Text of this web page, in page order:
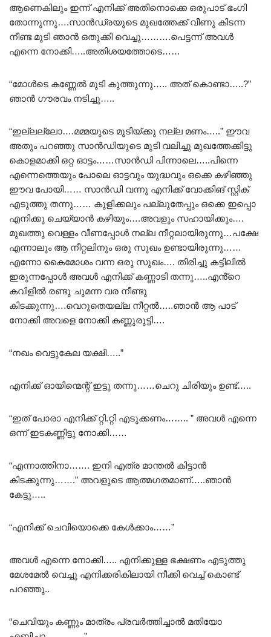
ആണെകിലും ഇന്ന് എനിക്ക് അതിനൊക്കെ ഒരുപാട് ഭംഗി
തോന്നുന്നു….സാൻഡ്രയുടെ മുഖത്തേക്ക് വീണു കിടന്ന
നീണ്ട മുടി ഞാൻ ഒതുക്കി വെച്ചു……….പെട്ടന്ന് അവൾ
എന്നെ നോക്കി…..അതിശയത്തോടെ……
“മോൾടെ കണ്ണേൽ മുടി കുത്തുന്നു….. അത് കൊണ്ടാ…..?”
ഞാൻ ഗൗരവം നടിച്ചു…..
“ഇല്ലല്ലോ….മമ്മയുടെ മുടിയ്ക്കു നല്ല മണം…..” ഈവ
അതും പറഞ്ഞു സാൻഡിയുടെ മുടി വലിച്ചു മുഖത്തേക്കിട്ടു
കൊളമാക്കി ഒറ്റ ഓട്ടം……സാൻഡി പിന്നാലെ…..പിന്നെ
എന്നെത്തെയും പോലെ ഓട്ടവും യുദ്ധവും ഒക്കെ കഴിഞ്ഞു
ഈവ പോയി…… സാൻഡി വന്നു എനിക്ക് വോക്കിങ് സ്റ്റിക്
എടുത്തു തന്നു…… കുളിക്കലും പല്ലുതേപ്പും ഒക്കെ ഇപ്പൊ
എനിക്കു ചെയ്യാൻ കഴിയും….അവളും സഹായിക്കും….
മുഖത്തു വെള്ളം വീണപ്പോൾ നല്ല നീറ്റലായിരുന്നു…പക്ഷേ
എന്നാലും ആ നീറ്റലിനും ഒരു സുഖം ഉണ്ടായിരുന്നു……
എന്നോ കൈമോശം വന്ന ഒരു സുഖം…. തിരിച്ചു കട്ടിലിൽ
ഇരുന്നപ്പോൾ അവൾ എനിക്ക് കണ്ണാടി തന്നു…..എൻ്റെ
കവിളിൽ രണ്ടു ചുമന്ന വര നീണ്ടു
കിടക്കുന്നു….വെറുതെയല്ല നീറ്റൽ…..ഞാൻ ആ പാട്
നോക്കി അവളെ നോക്കി കണ്ണുരുട്ടി….
“നഖം വെട്ടുകേല യക്ഷി…..”
എനിക്ക് ഓയിന്മെന്റ് ഇട്ടു തന്നു……ചെറു ചിരിയും ഉണ്ട്…..
“ഇത് പോരാ എനിക്ക് റ്റി.റ്റി എടുക്കണം…….. ” അവൾ എന്നെ
ഒന്ന് ഇടകണ്ണിട്ടു നോക്കി……
“എന്നാത്തിനാ……. ഇനി എത്ര മാന്തൽ കിട്ടാൻ
കിടക്കുന്നു…….” അവളുടെ ആത്മഗതമാണ്…..ഞാൻ
കേട്ടു…..
“എനിക്ക് ചെവിയൊക്കെ കേൾക്കാം……”
അവൾ എന്നെ നോക്കി….. എനിക്കുള്ള ഭക്ഷണം എടുത്തു
മേശമേൽ വെച്ചു എനിക്കരികിലായി നീക്കി വെച്ച് കൊണ്ട്
പറഞ്ഞു..
“ചെവിയും കണ്ണും മാത്രം പ്രവർത്തിച്ചാൽ മതിയോ